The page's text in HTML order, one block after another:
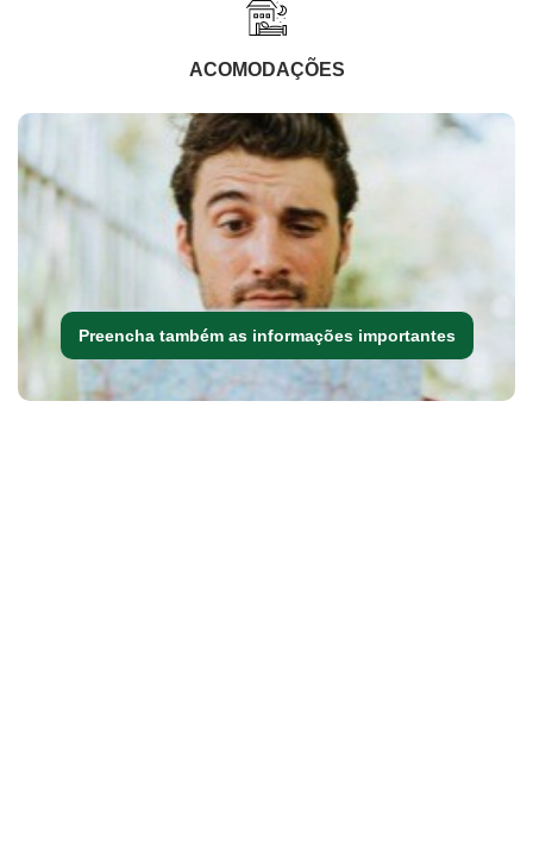
ACOMODAÇÕES
Preencha também as informações importantes